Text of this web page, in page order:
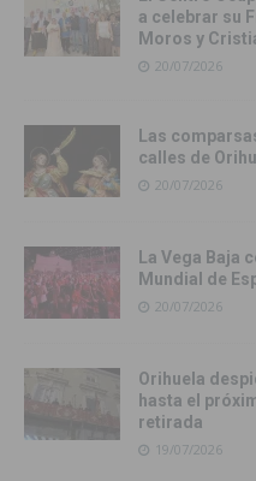
a celebrar su
Moros y
20/07/2026
Las
calles de
20/07/2026
La Vega Baja
Mundial de
20/07/2026
Orihuela
hasta el
retirada
19/07/2026